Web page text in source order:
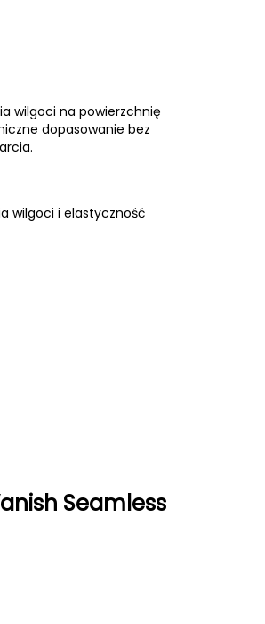
wilgoci na powierzchnię
dopasowanie bez
wilgoci i elastyczność
Seamless